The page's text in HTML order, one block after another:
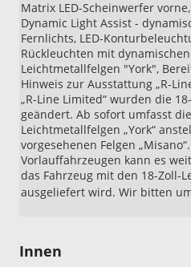
Matrix LED-Scheinwerfer
Dynamic Light Assist -
Fernlichts, LED-
Rückleuchten mit
Leichtmetallfelgen "York",
Hinweis zur Ausstattung „R-
„R-Line Limited“ wurden die
geändert. Ab sofort umfasst
Leichtmetallfelgen „York“
vorgesehenen Felgen
Vorlauffahrzeugen kann es
das Fahrzeug mit den 18-Zoll-
ausgeliefert wird. Wir bitten
Innen